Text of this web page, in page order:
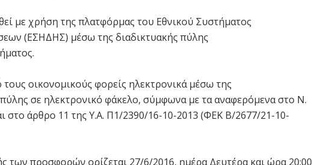
με χρήση της πλατφόρμας του Εθνικού Συστήματος
(ΕΣΗΔΗΣ) μέσω της διαδικτυακής πύλης
οικονομικούς φορείς ηλεκτρονικά μέσω της
σε ηλεκτρονικό φάκελο, σύμφωνα με τα αναφερόμενα στο Ν.
στο άρθρο 11 της Υ.Α. Π1/2390/16-10-2013 (ΦΕΚ Β/2677/21-10-
των προσφορών ορίζεται 27/6/2016, ημέρα Δευτέρα και ώρα 20:00